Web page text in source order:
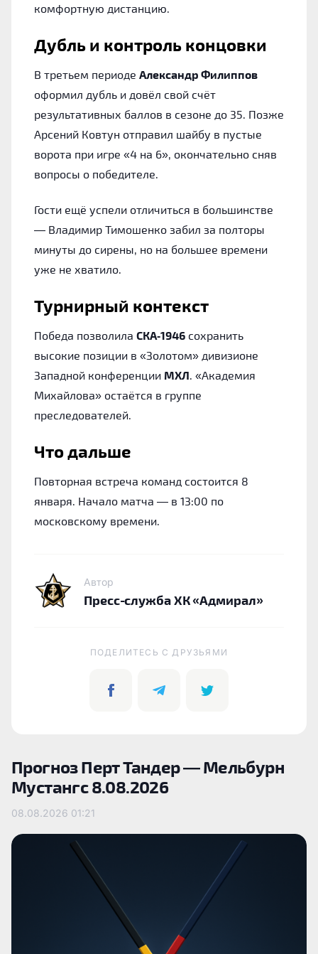
комфортную дистанцию.
Дубль и контроль концовки
В третьем периоде Александр Филиппов
оформил дубль и довёл свой счёт
результативных баллов в сезоне до 35. Позже
Арсений Ковтун отправил шайбу в пустые
ворота при игре «4 на 6», окончательно сняв
вопросы о победителе.
Гости ещё успели отличиться в большинстве
— Владимир Тимошенко забил за полторы
минуты до сирены, но на большее времени
уже не хватило.
Турнирный контекст
Победа позволила СКА‑1946 сохранить
высокие позиции в «Золотом» дивизионе
Западной конференции МХЛ . «Академия
Михайлова» остаётся в группе
преследователей.
Что дальше
Повторная встреча команд состоится 8
января. Начало матча — в 13:00 по
московскому времени.
Автор
Пресс-служба ХК «Адмирал»
ПОДЕЛИТЕСЬ C ДРУЗЬЯМИ
Прогноз Перт Тандер — Мельбурн
Мустангс 8.08.2026
08.08.2026 01:21